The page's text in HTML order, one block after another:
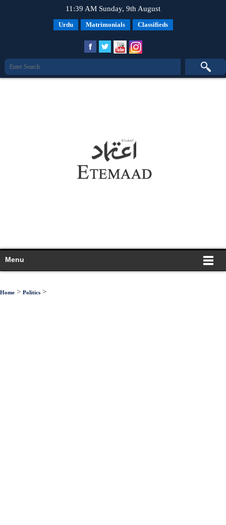
11:39 AM Sunday, 9th August
Urdu Matrimonials Classifieds
Menu
Home > Politics >